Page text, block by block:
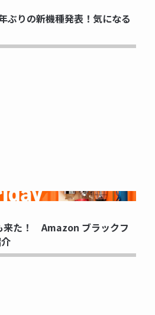
ぶりの新機種発表！気になる
PRINTING...
来た！ Amazon ブラックフ